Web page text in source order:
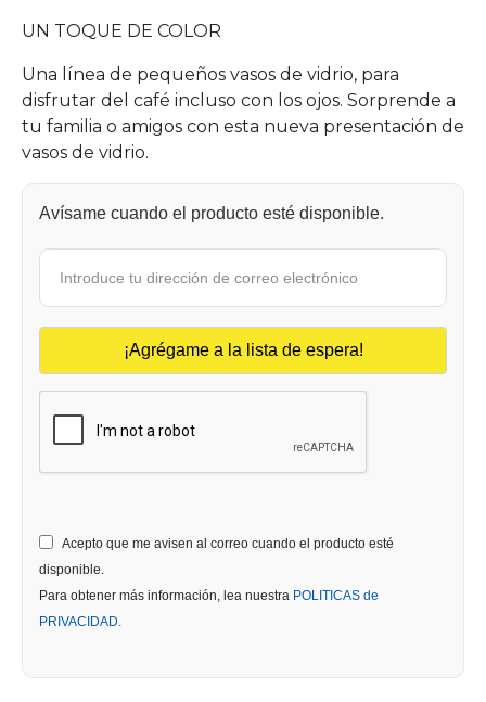
UN TOQUE DE COLOR
Una línea de pequeños vasos de vidrio, para
disfrutar del café incluso con los ojos. Sorprende a
tu familia o amigos con esta nueva presentación de
vasos de vidrio.
Avísame cuando el producto esté disponible.
Acepto que me avisen al correo cuando el producto esté
disponible.
Para obtener más información, lea nuestra POLITICAS de
PRIVACIDAD.